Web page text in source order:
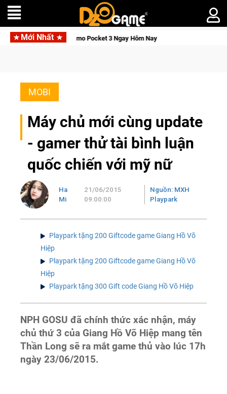
Mới Nhất
Osmo Pocket 3 Ngay Hôm Nay Lineage W – Quyền lực
MOBI
Máy chủ mới cùng update
- gamer thử tài bình luận
quốc chiến với mỹ nữ
Ha
Mi
21/06/2015
09:00:00
Nguồn: MXH
Playpark
Playpark tặng 200 Giftcode game Giang Hồ Võ
Hiệp
Playpark tặng 200 Giftcode game Giang Hồ Võ
Hiệp
Playpark tặng 300 Gift code Giang Hồ Võ Hiệp
NPH GOSU đã chính thức xác nhận, máy
chủ thứ 3 của Giang Hồ Võ Hiệp mang tên
Thần Long sẽ ra mắt game thủ vào lúc 17h
ngày 23/06/2015.